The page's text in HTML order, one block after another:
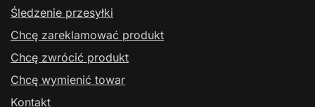
Śledzenie przesyłki
Chcę zareklamować produkt
Chcę zwrócić produkt
Chcę wymienić towar
Kontakt